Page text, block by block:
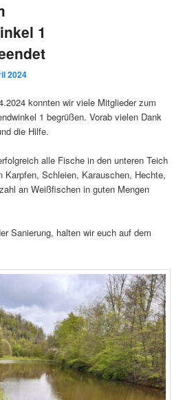
1
2024
konnten wir viele Mitglieder zum
1 begrüßen. Vorab vielen Dank
die Hilfe.
alle Fische in den unteren Teich
Karpfen, Schleien, Karauschen, Hechte,
an Weißfischen in guten Mengen
Sanierung, halten wir euch auf dem